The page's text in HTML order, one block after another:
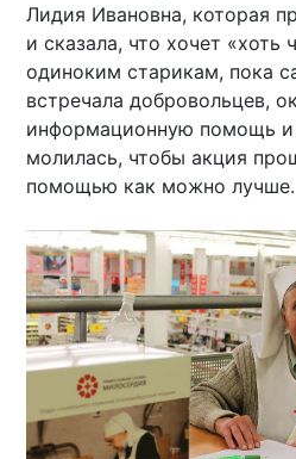
Лидия Ивановна, которая
и сказала, что хочет «хоть
одиноким старикам, пока
встречала добровольцев,
информационную помощь и
молилась, чтобы акция
помощью как можно лучше.